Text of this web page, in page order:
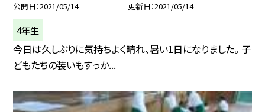
公開日 2021/05/14 更新日 2021/05/14
4年生
今日は久しぶりに気持ちよく晴れ、暑い1日になりました。 子
どもたちの装いもすっか...